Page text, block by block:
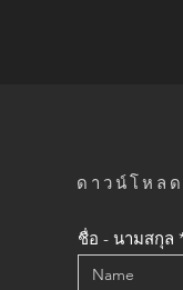
ดาวน์โหล
ชื่อ - นามสกุล